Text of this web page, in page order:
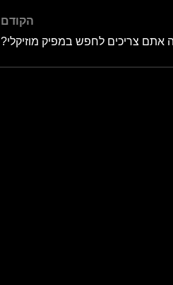
הקודם
אתם צריכים לחפש במפיק מוזיקלי?